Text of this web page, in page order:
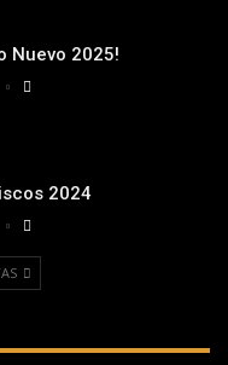
Nuevo 2025!
2024